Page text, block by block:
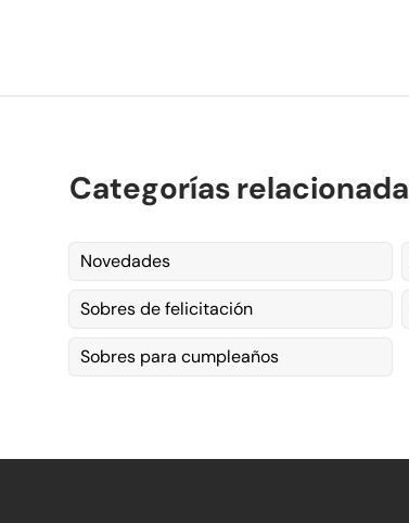
Categorías
Novedades
Sobres de felicitación
Sobres para cumpleaños